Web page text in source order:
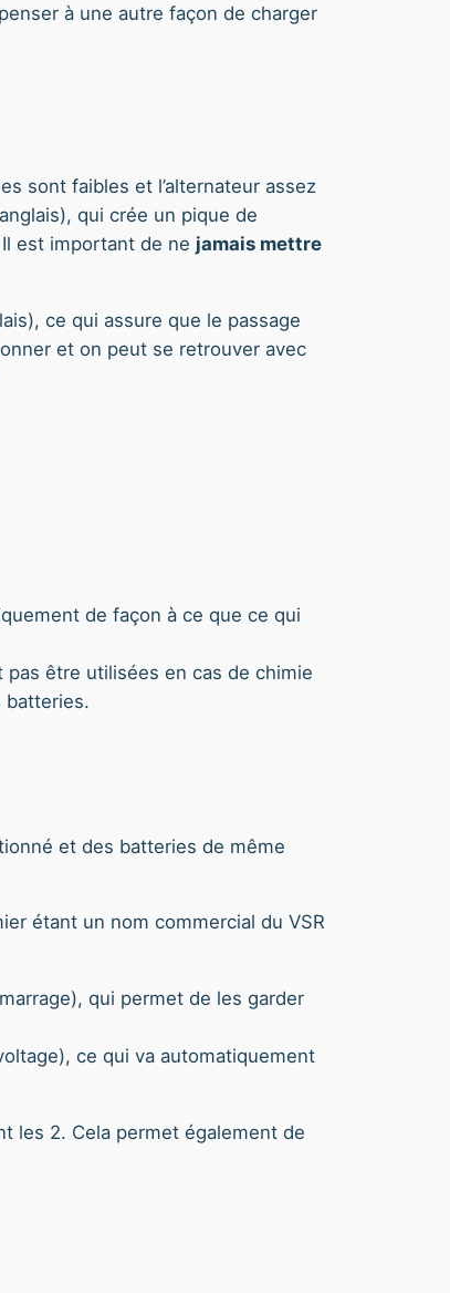
à une autre façon de charger
sont faibles et l’alternateur assez
qui crée un pique de
est important de ne jamais mettre
ce qui assure que le passage
et on peut se retrouver avec
de façon à ce que ce qui
être utilisées en cas de chimie
batteries.
et des batteries de même
étant un nom commercial du VSR
qui permet de les garder
ce qui va automatiquement
les 2. Cela permet également de